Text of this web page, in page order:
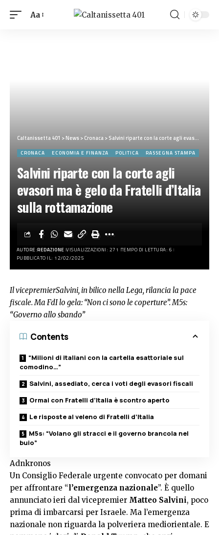
Aa
Caltanissetta 401 >News>Cronaca>Salvini riparte con la corte agli evasori ma è gelo da Fratelli d’Italia sulla rottamazione
CRONACA ECONOMIA E FINANZA POLITICA RASSEGNA STAMPA
Salvini riparte con la corte agli
evasori ma è gelo da Fratelli d’Italia
sulla rottamazione
AUTORE:REDAZIONE VISUALIZZAZIONI: 271 TEMPO DI LETTURA: 6
PUBBLICATO IL: 12/02/2025
Il vicepremierSalvini, in bilico nella Lega, rilancia la pace
fiscale. Ma FdI lo gela: “Non ci sono le coperture”. M5s:
“Governo allo sbando”
Contents
“Milioni di italiani con la cartella esattoriale sul
comodino…”
Salvini, assediato, cerca i voti degli evasori fiscali
Ormai con Fratelli d’Italia è scontro aperto
Le risposte al veleno di Fratelli d’Italia
M5s: “Volano gli stracci e il governo brancola nel
buio”
Adnkronos
Un Consiglio Federale urgente convocato per domani
per affrontare “l’emergenza nazionale”. È quello
annunciato ieri dal vicepremier Matteo Salvini, poco
prima di imbarcarsi per Israele. Ma l’emergenza
nazionale non riguarda la polveriera mediorientale. E